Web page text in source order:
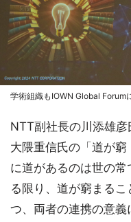
学術組織もIOWN Global Forum
NTT副社長の川添雄
大隈重信氏の「道が
に道があるのは世の
る限り、道が窮まる
つ、両者の連携の意